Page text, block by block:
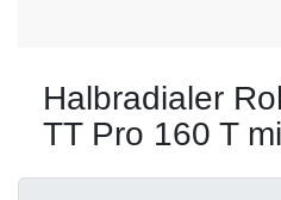
Halbradialer
TT Pro 160 T